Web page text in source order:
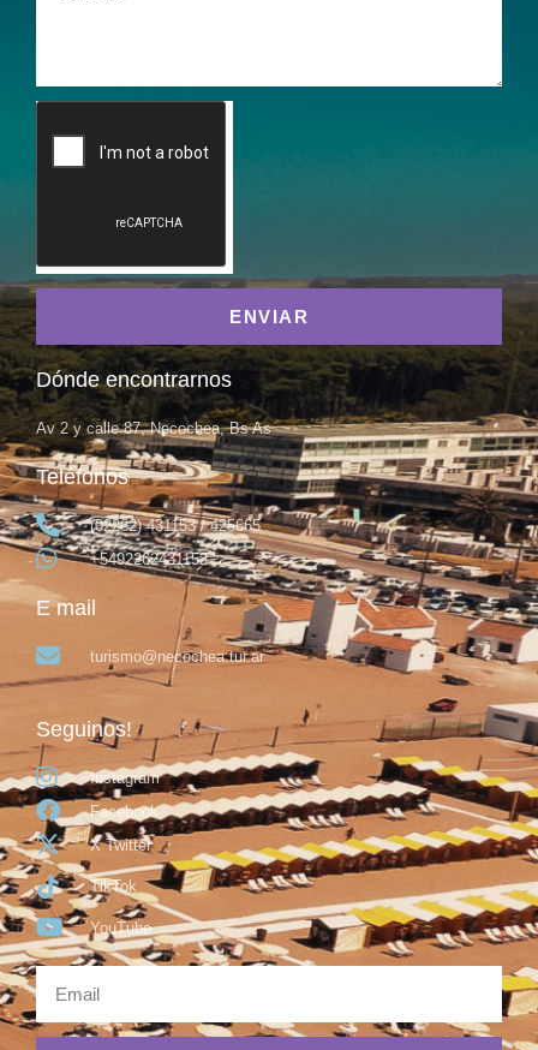
ENVIAR
Dónde encontrarnos
Av 2 y calle 87, Necochea, Bs As
Teléfonos
(02262) 431153 / 425665
+5492262431153
E mail
turismo@necochea.tur.ar
Seguinos!
Instagram
Facebook
X Twitter
TikTok
YouTube